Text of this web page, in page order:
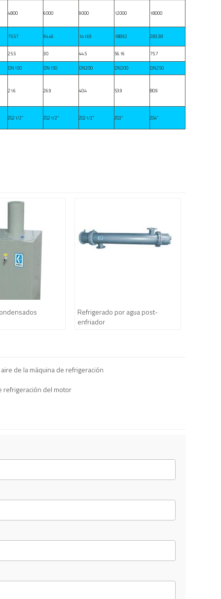
4800 6000 9000 12000 18000
75.57 94.46 141.69 188.92 283.38
25.5 30 44.5 56.16
75.7
DN150 DN150 DN200 DN200 DN250
21.6 26.9 40.4 53.9 80.9
ZG21/2″ ZG21/2″ ZG21/2″ ZG3″ ZG4″
Refrigerado por agua post-
enfriador
aire de la máquina de refrigeración
refrigeración del motor